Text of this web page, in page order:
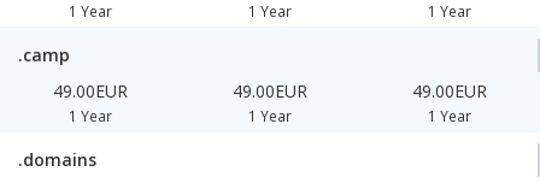
1 Year 1 Year 1 Year
.camp
49.00EUR
1 Year
49.00EUR
1 Year
49.00EUR
1 Year
.domains